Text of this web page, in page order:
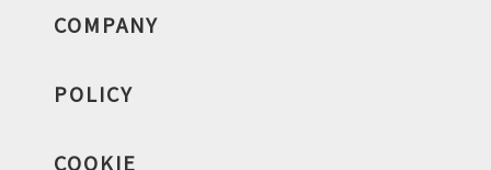
COMPANY
POLICY
COOKIE